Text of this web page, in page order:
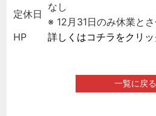
定休日
なし
※ 12月31日のみ休業とさ
HP
詳しくはコチラをクリッ
一覧に戻る